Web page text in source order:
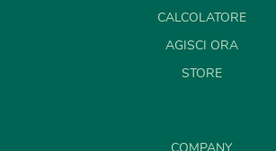
CALCOLATORE
AGISCI ORA
STORE